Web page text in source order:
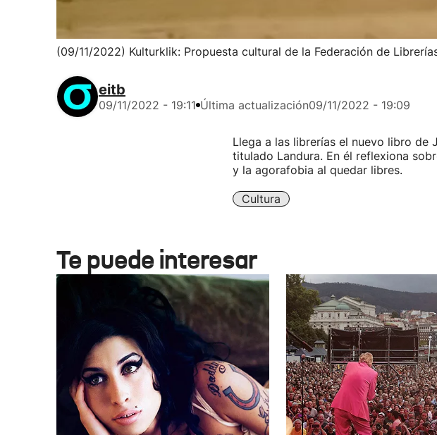
(09/11/2022) Kulturklik: Propuesta cultural de la Federación de
eitb
09/11/2022 - 19:11 Última actualización09/11/2022 - 19:09
Llega a las librerías el nuevo libro de
titulado Landura. En él reflexiona
y la agorafobia al quedar libres.
Cultura
Te puede interesar